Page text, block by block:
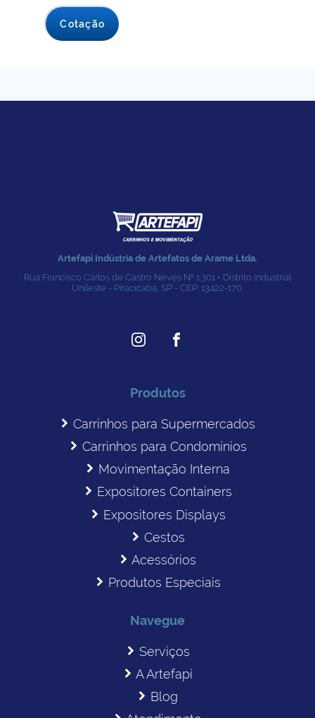
Cotação
Artefapi Indústria de Artefatos de Arame Ltda.
Rua Francisco Carlos de Castro Neves № 1.301 • Distrito Industrial
Unileste - Piracicaba, SP - CEP: 13422-170.
Produtos
Carrinhos para Supermercados
Carrinhos para Condomínios
Movimentação Interna
Expositores Containers
Expositores Displays
Cestos
Acessórios
Produtos Especiais
Navegue
Serviços
A Artefapi
Blog